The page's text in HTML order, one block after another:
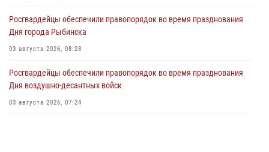
Росгвардейцы обеспечили правопорядок во время празднования
Дня города Рыбинска
03 августа 2026, 08:28
Росгвардейцы обеспечили правопорядок во время празднования
Дня воздушно-десантных войск
03 августа 2026, 07:24